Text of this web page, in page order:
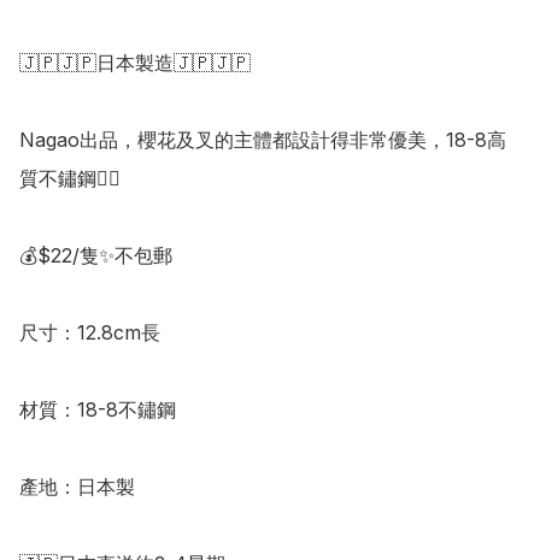
🇯🇵🇯🇵日本製造🇯🇵🇯🇵
Nagao出品，櫻花及叉的主體都設計得非常優美，18-8高
質不鏽鋼👍🏻
💰$22/隻✨不包郵
尺寸：12.8cm長
材質：18-8不鏽鋼
產地：日本製